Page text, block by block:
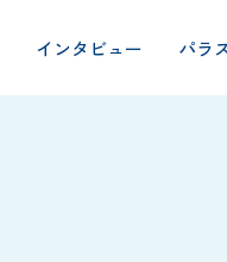
インタビュー パラ